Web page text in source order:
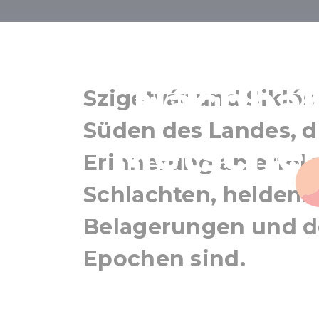
Szigetvár und
Süden des Landes,
Erinnerung an
Schlachten,
Belagerungen und
Epochen sind.